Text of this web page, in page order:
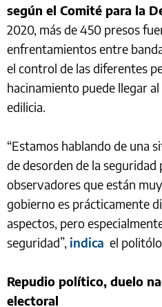
según el Comité para la
2020, más de 450 presos
enfrentamientos entre
el control de las diferentes
hacinamiento puede llegar
edilicia.
“Estamos hablando de una
de desorden de la seguridad
observadores que están
gobierno es prácticamente
aspectos, pero
seguridad”, indica el
Repudio político, duelo
electoral